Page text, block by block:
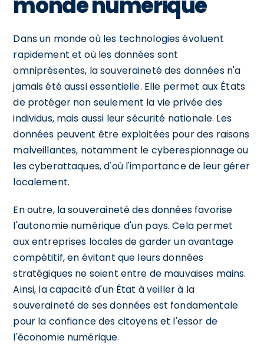
Dans un monde où les technologies évoluent
rapidement et où les données sont
omniprésentes, la souveraineté des données n'a
jamais été aussi essentielle. Elle permet aux États
de protéger non seulement la vie privée des
individus, mais aussi leur sécurité nationale. Les
données peuvent être exploitées pour des raisons
malveillantes, notamment le cyberespionnage ou
les cyberattaques, d'où l'importance de leur gérer
localement.
En outre, la souveraineté des données favorise
l'autonomie numérique d'un pays. Cela permet
aux entreprises locales de garder un avantage
compétitif, en évitant que leurs données
stratégiques ne soient entre de mauvaises mains.
Ainsi, la capacité d'un État à veiller à la
souveraineté de ses données est fondamentale
pour la confiance des citoyens et l'essor de
l'économie numérique.